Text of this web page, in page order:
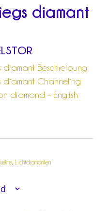
diamant
diamant Beschreibung
diamant Channeling
diamond – English
, Lichtdiamanten